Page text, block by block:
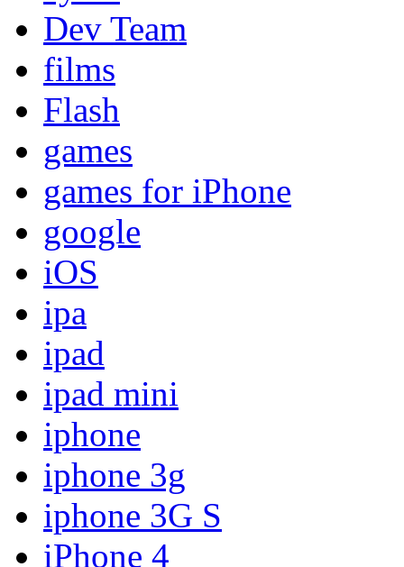
Dev Team
films
Flash
games
games for iPhone
google
iOS
ipa
ipad
ipad mini
iphone
iphone 3g
iphone 3G S
iPhone 4